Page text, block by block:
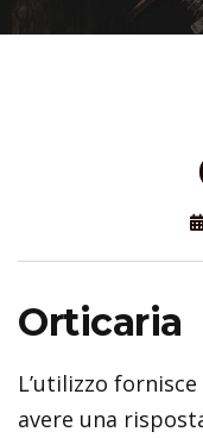
Orticaria
L’utilizzo
avere una